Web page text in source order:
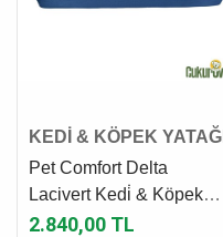
KEDİ & KÖPEK YATAĞI
Pet Comfort Delta
Lacivert Kedi̇ & Köpek
Yatağı L - 105 x 80 Cm
2.840,00 TL